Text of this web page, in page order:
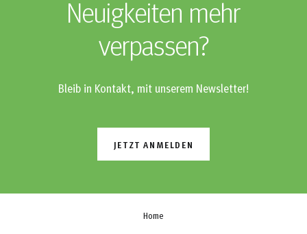
Neuigkeiten mehr
verpassen?
Bleib in Kontakt, mit unserem Newsletter!
JETZT ANMELDEN
Home